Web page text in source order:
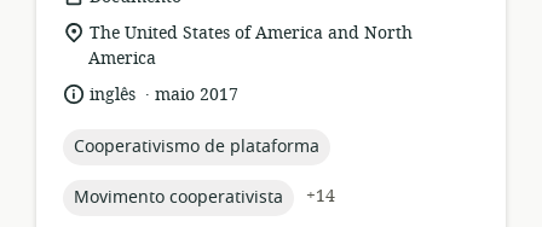
de
recurso:
local
de
relevância:
The United States of America and North
America
idioma:
inglês .
data
publicação:
maio 2017
topic:
Cooperativismo de plataforma
topic:
Movimento cooperativista
+14